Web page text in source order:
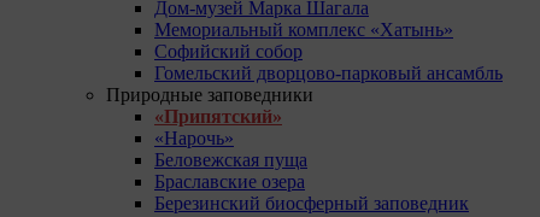
Дом-музей Марка Шагала
Мемориальный комплекс «Хатынь»
Софийский собор
Гомельский дворцово-парковый ансамбль
Природные заповедники
«Припятский»
«Нарочь»
Беловежская пуща
Браславские озера
Березинский биосферный заповедник